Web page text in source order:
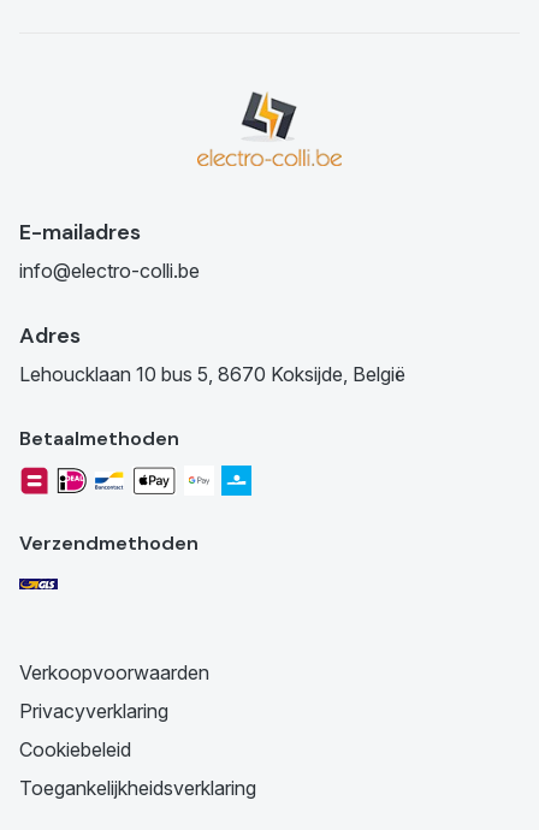
E-mailadres
info@electro-colli.be
Adres
Lehoucklaan 10 bus 5, 8670 Koksijde, België
Betaalmethoden
Verzendmethoden
Verkoopvoorwaarden
Privacyverklaring
Cookiebeleid
Toegankelijkheidsverklaring